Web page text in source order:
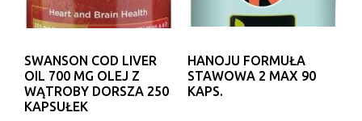
SWANSON COD LIVER
OIL 700 MG OLEJ Z
WĄTROBY DORSZA 250
KAPSUŁEK
HANOJU FORMUŁA
STAWOWA 2 MAX 90
KAPS.